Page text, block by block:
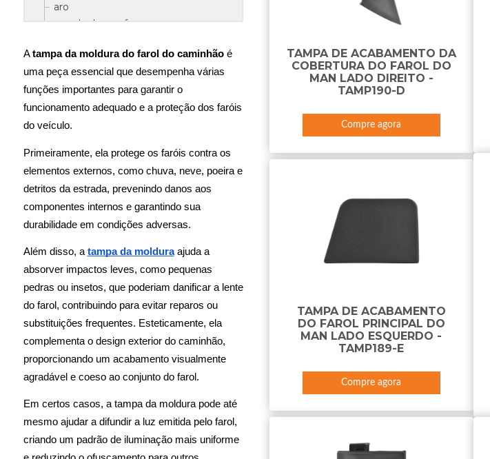
aro
arruela do parafuso
B
bandeja do retrovisor
base do suporte do paralama
batente da grade
bomba de cabine
botão da trava do volante
braço de retrovisor
braco retrovisor
C
cabo da fechadura
cabo para bagageiro
caixa de cozinha
caixa de ferramentas
caixa de som
caixa do estribo
caixa gerador
calço para carretas
calota
capa da maçaneta
capa da porca do parafuso da flange
capa da porca do parafuso de roda
A tampa da moldura do farol do caminhão é
uma peça essencial que desempenha várias
funções importantes para garantir o
funcionamento adequado e a proteção dos faróis
do veículo.
Primeiramente, ela protege os faróis contra os
elementos externos, como chuva, neve, poeira e
detritos da estrada, prevenindo danos aos
componentes internos e garantindo sua
durabilidade em condições adversas.
Além disso, a tampa da moldura ajuda a
absorver impactos leves, como pequenas
pedras ou insetos, que poderiam danificar a lente
do farol, contribuindo para evitar reparos ou
substituições frequentes. Esteticamente, ela
complementa o design exterior do caminhão,
proporcionando um acabamento visualmente
agradável e coeso ao conjunto do farol.
Em certos casos, a tampa da moldura pode até
mesmo ajudar a difundir a luz emitida pelo farol,
criando um padrão de iluminação mais uniforme
TAMPA DE ACABAMENTO DA
COBERTURA DO FAROL DO
MAN LADO DIREITO -
TAMP190-D
Compre agora
TAMPA DE ACABAMENTO
DO FAROL PRINCIPAL DO
MAN LADO ESQUERDO -
TAMP189-E
Compre agora